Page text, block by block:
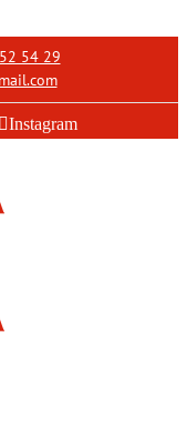
54 29
Instagram